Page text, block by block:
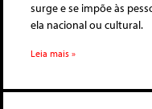
surge e se impõe às
ela nacional ou cultural.
Leia mais »